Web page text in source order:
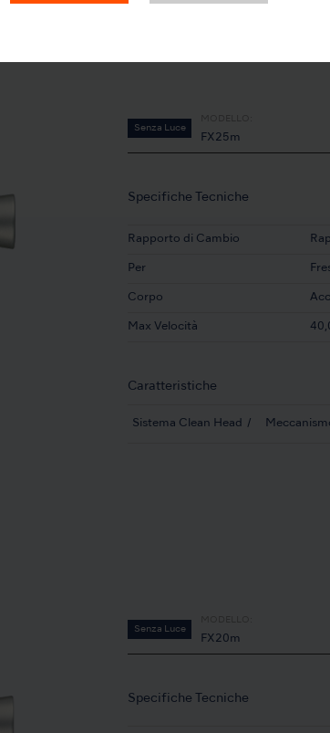
Senza Luce
FX25m
Specifiche Tecniche
Rapporto di Cambio
Per
Corpo
Max Velocità
Caratteristiche
Sistema Clean Head
Senza Luce
FX20m
Specifiche Tecniche